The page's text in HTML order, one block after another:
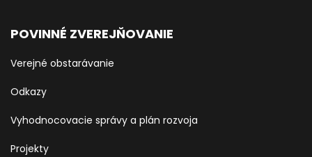
POVINNÉ ZVEREJŇOVANIE
Verejné obstarávanie
Odkazy
Vyhodnocovacie správy a plán rozvoja
Projekty